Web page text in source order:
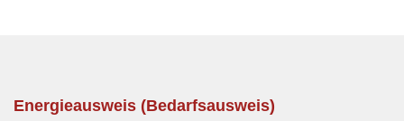
Energieausweis (Bedarfsausweis)